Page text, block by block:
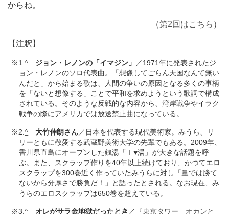
からね。
（第2回はこちら ）
【注釈】
※1.^ ジョン・レノンの「イマジン」 ／1971年に発表されたジ
ョン・レノンのソロ代表曲。「想像してごらん天国なんて無い
んだと」から始まる歌は、人間の争いの原因となる多くの事柄
を「ないと想像する」ことで平和を求めようという歌詞で構成
されている。そのような反戦的な内容から、湾岸戦争やイラク
戦争の際にアメリカでは放送禁止曲になっている。
※2.^ 大竹伸朗さん／日本を代表する現代美術家。みうら、リ
リーともに敬愛する武蔵野美術大学の先輩でもある。2009年、
香川県直島にオープンした銭湯「Ｉ♥湯」が大きな話題を呼
ぶ。また、スクラップ作りを40年以上続けており、かつてエロ
スクラップを300巻近く作っていたみうらに対し「量では勝て
ないから分厚さで勝負だ！」と語ったとされる。なお現在、み
うらのエロスクラップは650巻を超えている。
※3.^ オレがサラ金地獄だったとき ／『東京タワー オカンと